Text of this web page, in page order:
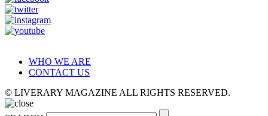
WHO WE ARE
CONTACT US
© LIVERARY MAGAZINE ALL RIGHTS RESERVED.